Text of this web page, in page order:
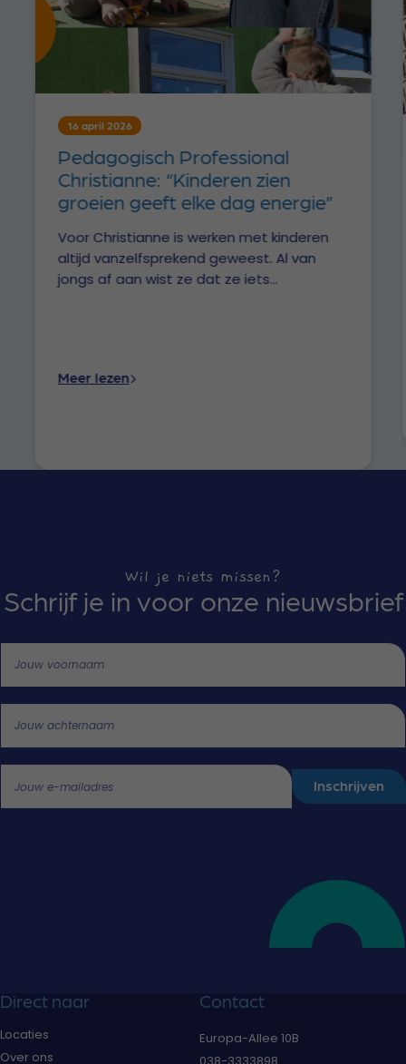
16 april 2026
Pedagogisch Professional
Christianne: “Kinderen zien
groeien geeft elke dag energie”
Voor Christianne is werken met kinderen
altijd vanzelfsprekend geweest. Al van
jongs af aan wist ze dat ze iets...
Meer lezen
Wil je niets missen?
Schrijf je in voor onze nieuwsbrief
Call me back by fax
Jouw voornaam
Jouw achternaam
Inschrijven
Jouw e-mailadres
Direct naar
Locaties
Over ons
Contact
Europa-Allee 10B
038-3333898